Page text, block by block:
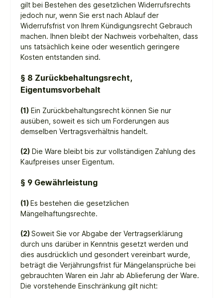
gilt bei Bestehen des gesetzlichen Widerrufsrechts
jedoch nur, wenn Sie erst nach Ablauf der
Widerrufsfrist von Ihrem Kündigungsrecht Gebrauch
machen. Ihnen bleibt der Nachweis vorbehalten, dass
uns tatsächlich keine oder wesentlich geringere
Kosten entstanden sind.
§ 8 Zurückbehaltungsrecht,
Eigentumsvorbehalt
(1) Ein Zurückbehaltungsrecht können Sie nur
ausüben, soweit es sich um Forderungen aus
demselben Vertragsverhältnis handelt.
(2) Die Ware bleibt bis zur vollständigen Zahlung des
Kaufpreises unser Eigentum.
§ 9 Gewährleistung
(1)Es bestehen die gesetzlichen
Mängelhaftungsrechte.
(2)Soweit Sie vor Abgabe der Vertragserklärung
durch uns darüber in Kenntnis gesetzt werden und
dies ausdrücklich und gesondert vereinbart wurde,
beträgt die Verjährungsfrist für Mängelansprüche bei
gebrauchten Waren ein Jahr ab Ablieferung der Ware.
Die vorstehende Einschränkung gilt nicht: